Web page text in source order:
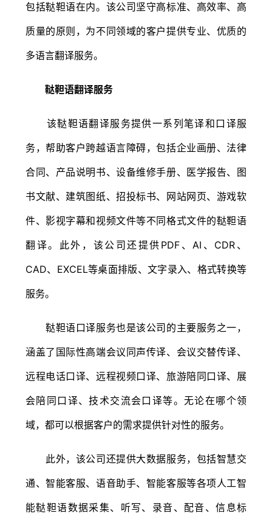
包括鞑靼语在内。该公司坚守高标准、高效率、高
质量的原则，为不同领域的客户提供专业、优质的
多语言翻译服务。
鞑靼语翻译服务
该鞑靼语翻译服务提供一系列笔译和口译服
务，帮助客户跨越语言障碍，包括企业画册、法律
合同、产品说明书、设备维修手册、医学报告、图
书文献、建筑图纸、招投标书、网站网页、游戏软
件、影视字幕和视频文件等不同格式文件的鞑靼语
翻译。此外，该公司还提供PDF、AI、CDR、
CAD、EXCEL等桌面排版、文字录入、格式转换等
服务。
鞑靼语口译服务也是该公司的主要服务之一，
涵盖了国际性高端会议同声传译、会议交替传译、
远程电话口译、远程视频口译、旅游陪同口译、展
会陪同口译、技术交流会口译等。无论在哪个领
域，都可以根据客户的需求提供针对性的服务。
此外，该公司还提供大数据服务，包括智慧交
通、智能客服、语音助手、智能客服等各项人工智
能鞑靼语数据采集、听写、录音、配音、信息标